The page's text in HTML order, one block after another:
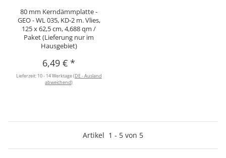
80 mm Kerndämmplatte -
GEO - WL 035, KD-2 m. Vlies,
125 x 62,5 cm, 4,688 qm /
Paket (Lieferung nur im
Hausgebiet)
6,49 €*
Lieferzeit: 10 - 14 Werktage(DE - Ausland
abweichend)
Artikel 1 - 5 von 5